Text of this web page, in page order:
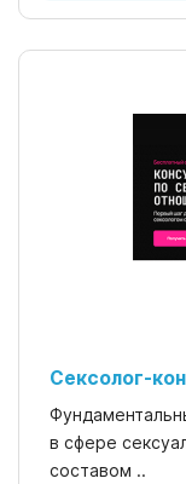
Сексолог-
в сфере
составом ..